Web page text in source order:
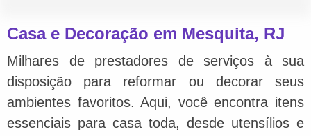
Casa e Decoração em Mesquita, RJ
Milhares de prestadores de serviços à sua
disposição para reformar ou decorar seus
ambientes favoritos. Aqui, você encontra itens
essenciais para casa toda, desde utensílios e